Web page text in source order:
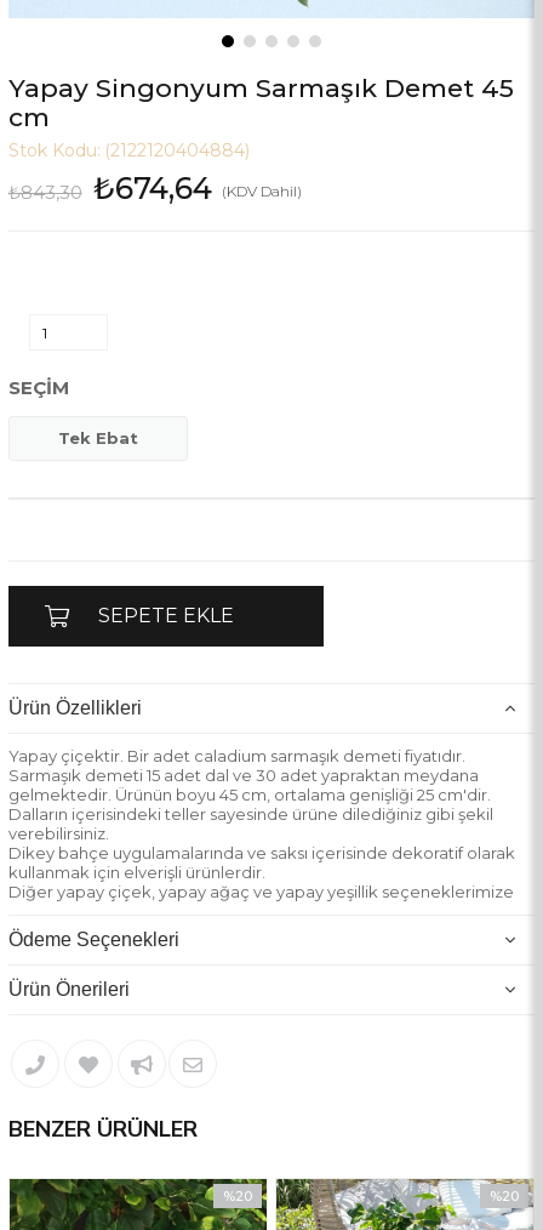
Yapay Singonyum Sarmaşık Demet 45
cm
Stok Kodu: (2122120404884)
₺843,30 ₺674,64 (KDV Dahil)
SEÇIM
Tek Ebat
Ürün Özellikleri
Yapay çiçektir. Bir adet caladium sarmaşık demeti fiyatıdır.
Sarmaşık demeti 15 adet dal ve 30 adet yapraktan meydana
gelmektedir. Ürünün boyu 45 cm, ortalama genişliği 25 cm'dir.
Dalların içerisindeki teller sayesinde ürüne dilediğiniz gibi şekil
verebilirsiniz.
Dikey bahçe uygulamalarında ve saksı içerisinde dekoratif olarak
kullanmak için elverişli ürünlerdir.
Diğer yapay çiçek, yapay ağaç ve yapay yeşillik seçeneklerimize
Ürünlerimizde UV(ultraviyole) koruması bulunmamaktadır.
Ödeme Seçenekleri
Ürün Önerileri
BENZER ÜRÜNLER
%20
İndirim
%20
İndirim